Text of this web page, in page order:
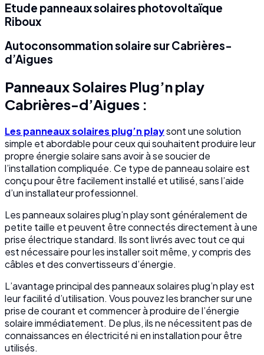
Etude panneaux solaires photovoltaïque
Riboux
Autoconsommation solaire sur Cabrières-
d’Aigues
Panneaux Solaires Plug’n play
Cabrières-d’Aigues :
Les panneaux solaires plug’n playsont une solution
simple et abordable pour ceux qui souhaitent produire leur
propre énergie solaire sans avoir à se soucier de
l’installation compliquée. Ce type de panneau solaire est
conçu pour être facilement installé et utilisé, sans l’aide
d’un installateur professionnel.
Les panneaux solaires plug’n play sont généralement de
petite taille et peuvent être connectés directement à une
prise électrique standard. Ils sont livrés avec tout ce qui
est nécessaire pour les installer soit même, y compris des
câbles et des convertisseurs d’énergie.
L’avantage principal des panneaux solaires plug’n play est
leur facilité d’utilisation. Vous pouvez les brancher sur une
prise de courant et commencer à produire de l’énergie
solaire immédiatement. De plus, ils ne nécessitent pas de
connaissances en électricité ni en installation pour être
utilisés.